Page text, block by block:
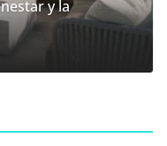
y la